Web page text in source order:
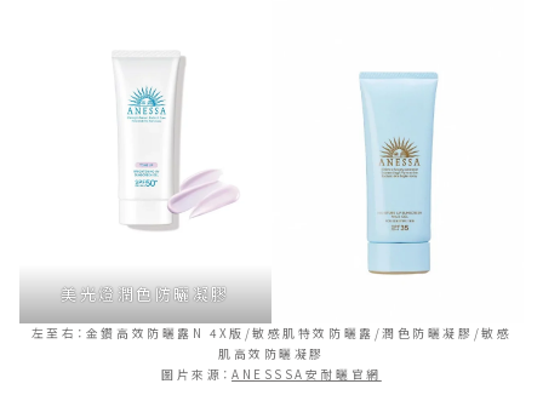
美光燈潤色防曬凝膠
左至右：金鑽高效防曬露N 4X版/敏感肌特效防曬露/潤色防曬凝膠/敏感
肌高效防曬凝膠
圖片來源：ANESSSA安耐曬官網